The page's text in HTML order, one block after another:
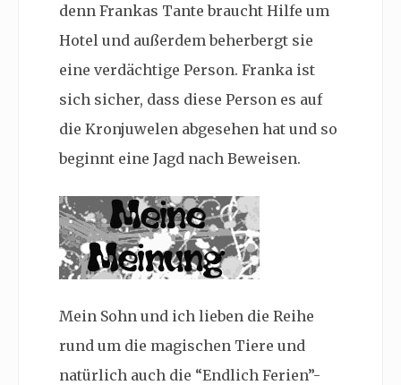
denn Frankas Tante braucht Hilfe um
Hotel und außerdem beherbergt sie
eine verdächtige Person. Franka ist
sich sicher, dass diese Person es auf
die Kronjuwelen abgesehen hat und so
beginnt eine Jagd nach Beweisen.
Mein Sohn und ich lieben die Reihe
rund um die magischen Tiere und
natürlich auch die “Endlich Ferien”-